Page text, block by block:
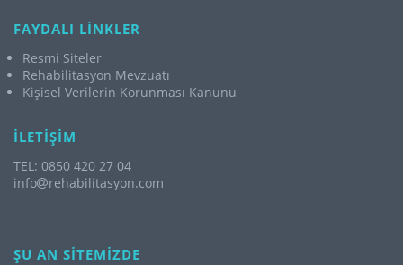
FAYDALI LİNKLER
Resmi Siteler
Rehabilitasyon Mevzuatı
Kişisel Verilerin Korunması Kanunu
İLETİŞİM
TEL: 0850 420 27 04
info
rehabilitasyon.com
ŞU AN SİTEMİZDE